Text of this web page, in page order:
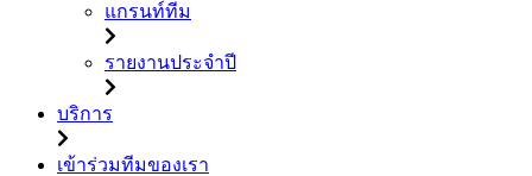
แกรนท์ทีม
รายงานประจำปี
บริการ
เข้าร่วมทีมของเรา